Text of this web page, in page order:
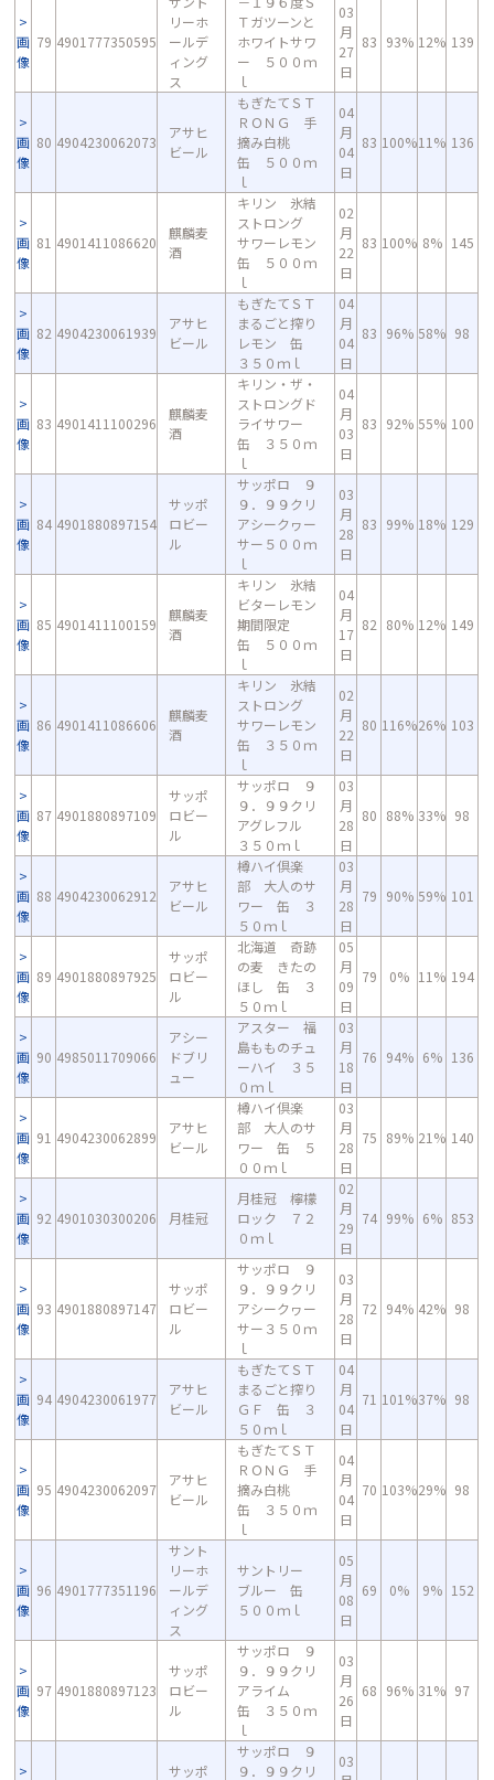
画
像
79 4901777350595
リーホ
ールデ
ィング
ス
Ｔガツーンと
ホワイトサワ
ー ５００ｍ
ｌ
03
月
27
日
83 93% 12% 139
画
像
80 4904230062073
アサヒ
ビール
もぎたてＳＴ
ＲＯＮＧ 手
摘み白桃
缶 ５００ｍ
ｌ
04
月
04
日
83 100%11% 136
画
像
81 4901411086620
麒麟麦
酒
キリン 氷結
ストロング
サワーレモン
缶 ５００ｍ
ｌ
02
月
22
日
83 100% 8% 145
画
像
82 4904230061939
アサヒ
ビール
もぎたてＳＴ
まるごと搾り
レモン 缶
３５０ｍｌ
04
月
04
日
83 96% 58% 98
画
像
83 4901411100296
麒麟麦
酒
キリン・ザ・
ストロングド
ライサワー
缶 ３５０ｍ
ｌ
04
月
03
日
83 92% 55% 100
画
像
84 4901880897154
サッポ
ロビー
ル
サッポロ ９
９．９９クリ
アシークヮー
サー５００ｍ
ｌ
03
月
28
日
83 99% 18% 129
画
像
85 4901411100159
麒麟麦
酒
キリン 氷結
ビターレモン
期間限定
缶 ５００ｍ
ｌ
04
月
17
日
82 80% 12% 149
画
像
86 4901411086606
麒麟麦
酒
キリン 氷結
ストロング
サワーレモン
缶 ３５０ｍ
ｌ
02
月
22
日
80 116%26% 103
画
像
87 4901880897109
サッポ
ロビー
ル
サッポロ ９
９．９９クリ
アグレフル
３５０ｍｌ
03
月
28
日
80 88% 33% 98
画
像
88 4904230062912
アサヒ
ビール
樽ハイ倶楽
部 大人のサ
ワー 缶 ３
５０ｍｌ
03
月
28
日
79 90% 59% 101
画
像
89 4901880897925
サッポ
ロビー
ル
北海道 奇跡
の麦 きたの
ほし 缶 ３
５０ｍｌ
05
月
09
日
79 0% 11% 194
画
像
90 4985011709066
アシー
ドブリ
ュー
アスター 福
島もものチュ
ーハイ ３５
０ｍｌ
03
月
18
日
76 94% 6% 136
画
像
91 4904230062899
アサヒ
ビール
樽ハイ倶楽
部 大人のサ
ワー 缶 ５
００ｍｌ
03
月
28
日
75 89% 21% 140
画
像
92 4901030300206 月桂冠
月桂冠 檸檬
ロック ７２
０ｍｌ
02
月
29
日
74 99% 6% 853
画
像
93 4901880897147
サッポ
ロビー
ル
サッポロ ９
９．９９クリ
アシークヮー
サー３５０ｍ
ｌ
03
月
28
日
72 94% 42% 98
画
像
94 4904230061977
アサヒ
ビール
もぎたてＳＴ
まるごと搾り
ＧＦ 缶 ３
５０ｍｌ
04
月
04
日
71 101%37% 98
画
像
95 4904230062097
アサヒ
ビール
もぎたてＳＴ
ＲＯＮＧ 手
摘み白桃
缶 ３５０ｍ
ｌ
04
月
04
日
70 103%29% 98
画
像
96 4901777351196
サント
リーホ
ールデ
ィング
ス
サントリー
ブルー 缶
５００ｍｌ
05
月
08
日
69 0% 9% 152
画
像
97 4901880897123
サッポ
ロビー
ル
サッポロ ９
９．９９クリ
アライム
缶 ３５０ｍ
ｌ
03
月
26
日
68 96% 31% 97
サッポ
サッポロ ９
９．９９クリ
03